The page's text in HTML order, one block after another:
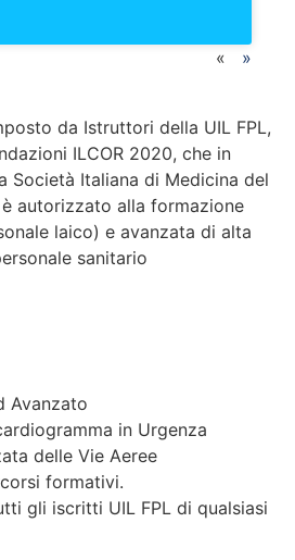
« »
da Istruttori della UIL FPL,
ILCOR 2020, che in
Società Italiana di Medicina del
è autorizzato alla formazione
laico) e avanzata di alta
sanitario
Avanzato
in Urgenza
delle Vie Aeree
formativi.
gli iscritti UIL FPL di qualsiasi